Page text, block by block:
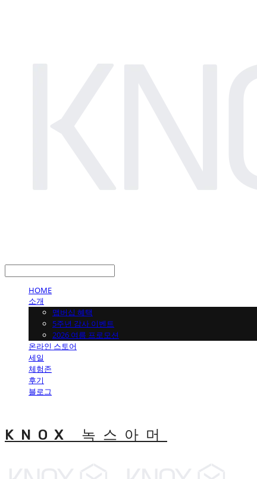
HOME
소개
맵버십 혜택
5주년 감사 이벤트
2026 여름 프로모션
온라인 스토어
세일
체험존
후기
블로그
KNOX 녹스아머